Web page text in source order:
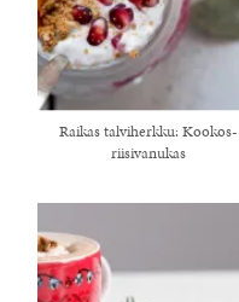
Raikas talviherkku: Kookos-
riisivanukas